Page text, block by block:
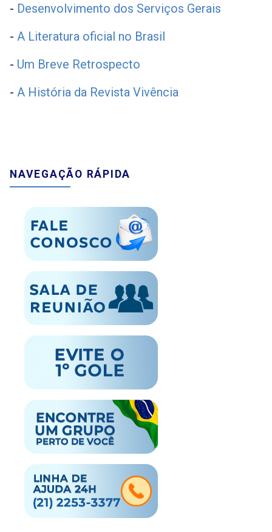
- Desenvolvimento dos Serviços Gerais
- A Literatura oficial no Brasil
- Um Breve Retrospecto
- A História da Revista Vivência
NAVEGAÇÃO RÁPIDA